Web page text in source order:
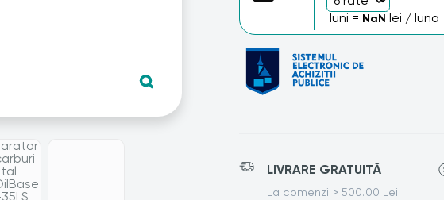
luni = NaN lei / luna
LIVRARE GRATUITĂ
La comenzi > 500.00 Lei